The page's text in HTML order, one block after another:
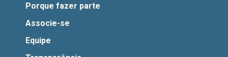
Porque fazer parte
Associe-se
Equipe